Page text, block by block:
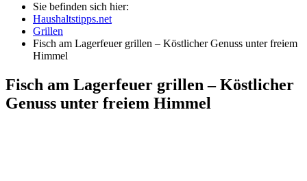
Sie befinden sich hier:
Haushaltstipps.net
Grillen
Fisch am Lagerfeuer grillen – Köstlicher Genuss unter freiem
Himmel
Fisch am Lagerfeuer grillen – Köstlicher
Genuss unter freiem Himmel